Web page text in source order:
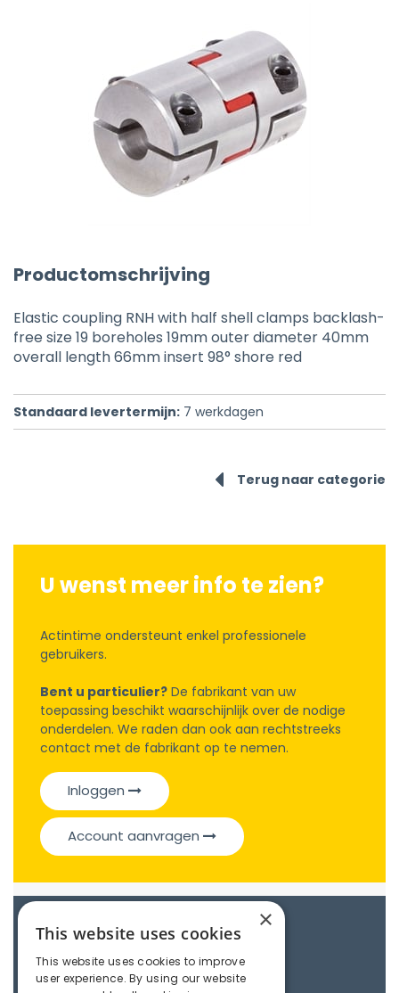
Productomschrijving
Elastic coupling RNH with half shell clamps backlash-
free size 19 boreholes 19mm outer diameter 40mm
overall length 66mm insert 98° shore red
Standaard levertermijn: 7 werkdagen
Terug naar categorie
U wenst meer info te zien?
Actintime ondersteunt enkel professionele
gebruikers.
Bent u particulier? De fabrikant van uw
toepassing beschikt waarschijnlijk over de nodige
onderdelen. We raden dan ook aan rechtstreeks
contact met de fabrikant op te nemen.
Inloggen
Account aanvragen
Catalogue
Couplings
×
This website uses cookies
This website uses cookies to improve
user experience. By using our website